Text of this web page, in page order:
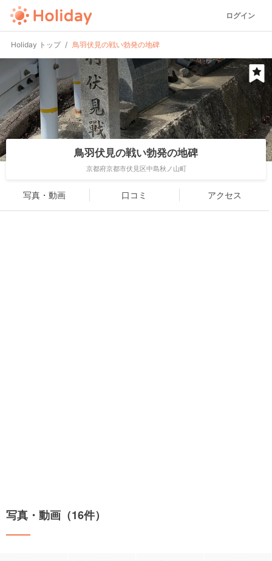
ログイン
Holiday トップ 鳥羽伏見の戦い勃発の地碑
鳥羽伏見の戦い勃発の地碑
京都府京都市伏見区中島秋ノ山町
写真・動画 口コミ アクセス
写真・動画（16件）